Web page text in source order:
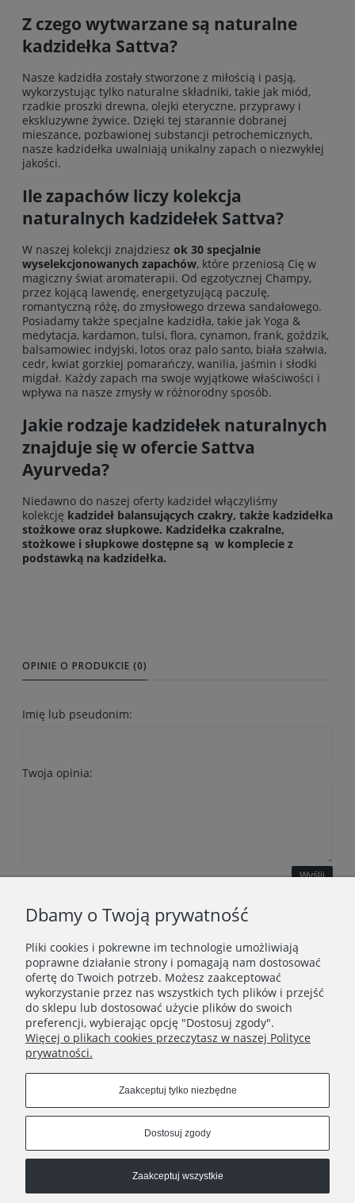
Z czego wytwarzane są naturalne
kadzidełka Sattva?
Nasze kadzidła zostały stworzone z miłością i pasją,
wykorzystując tylko naturalne składniki, takie jak miód,
rzadkie proszki drewna, olejki eteryczne, przyprawy i
ekskluzywne żywice. Dzięki tej starannie dobranej
mieszance, pozbawionej substancji petrochemicznych,
nasze kadzidełka uwalniają unikalny zapach o niezwykłej
jakości.
Ile zapachów liczy kolekcja
naturalnych kadzidełek Sattva?
W naszej kolekcji znajdziesz ok 30 specjalnie
wyselekcjonowanych zapachów, które przeniosą Cię w
magiczny świat aromaterapii. Od egzotycznej Champy,
przez kojącą lawendę, energetyzującą paczulę,
romantyczną różę, do zmysłowego drzewa sandałowego.
Posiadamy także specjalne kadzidła, takie jak Yoga &
medytacja, kardamon, tulsi, flora, cynamon, frank, goździk,
balsamowiec indyjski, lotos oraz palo santo, biała szałwia,
cedr, kwiat gorzkiej pomarańczy, wanilia, jaśmin i słodki
migdał. Każdy zapach ma swoje wyjątkowe właściwości i
wpływa na nasze zmysły w różnorodny sposób.
Jakie rodzaje kadzidełek naturalnych
znajduje się w ofercie Sattva
Ayurveda?
Niedawno do naszej oferty kadzideł włączyliśmy
kolekcję kadzideł balansujących czakry, także kadzidełka
stożkowe oraz słupkowe. Kadzidełka czakralne,
stożkowe i słupkowe dostępne są w komplecie z
podstawką na kadzidełka.
OPINIE O PRODUKCIE (0)
Imię lub pseudonim:
Twoja opinia:
Wyślij
WAŻNE INFORMACJE
POLECANE STRONY
Dbamy o Twoją prywatność
Pliki cookies i pokrewne im technologie umożliwiają
poprawne działanie strony i pomagają nam dostosować
ofertę do Twoich potrzeb. Możesz zaakceptować
wykorzystanie przez nas wszystkich tych plików i przejść
do sklepu lub dostosować użycie plików do swoich
preferencji, wybierając opcję "Dostosuj zgody".
Więcej o plikach cookies przeczytasz w naszej Polityce
prywatności.
Zaakceptuj tylko niezbędne
Dostosuj zgody
Zaakceptuj wszystkie